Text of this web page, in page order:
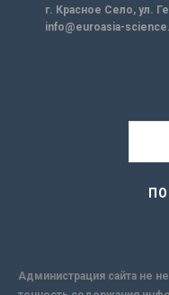
г. Красное Село, ул.
info@euroasia-
Администрация сайта не